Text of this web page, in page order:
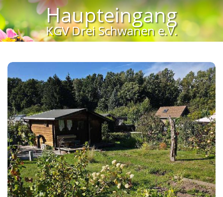
Haupteingang
KGV Drei Schwanen e.V.